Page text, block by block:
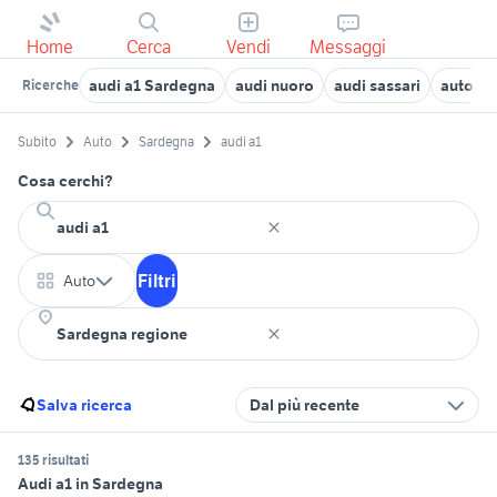
Home Cerca Vendi Messaggi
Ricerche audi a1 Sardegna audi nuoro audi sassari auto
Subito Auto Sardegna audi a1
Cosa cerchi?
Auto Filtri
Salva ricerca Dal più recente
135 risultati
Audi a1 in Sardegna